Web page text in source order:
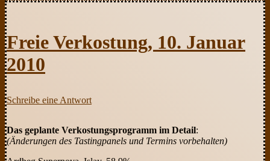
Freie Verkostung, 10. Januar
2010
Schreibe eine Antwort
Das geplante Verkostungsprogramm im Detail:
(Änderungen des Tastingpanels und Termins vorbehalten)